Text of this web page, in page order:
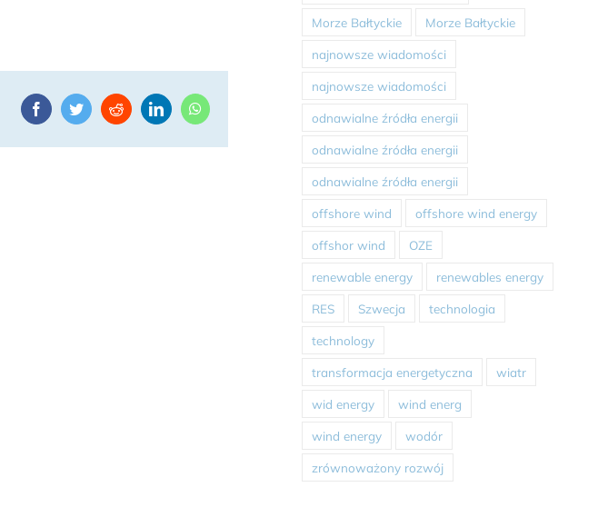
FacebookTwitterRedditLinkedInWhatsApp
Morze Bałtyckie Morze Bałtyckie
najnowsze wiadomości
najnowsze wiadomości
odnawialne źródła energii
odnawialne źródła energii
odnawialne źródła energii
offshore wind offshore wind energy
offshor wind OZE
renewable energy renewables energy
RES Szwecja technologia
technology
transformacja energetyczna wiatr
wid energy wind energ
wind energy wodór
zrównoważony rozwój